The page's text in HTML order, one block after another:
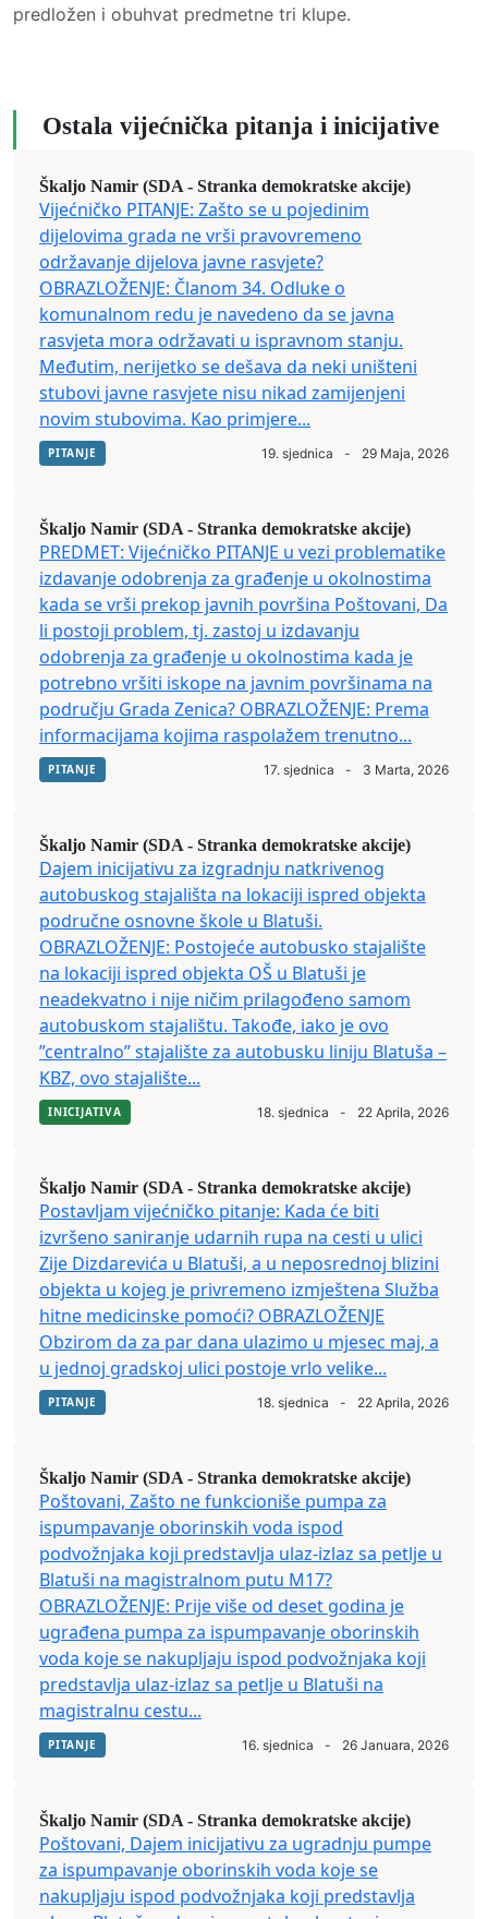
predložen i obuhvat predmetne tri klupe.
Ostala vijećnička pitanja i inicijative
Škaljo Namir (SDA - Stranka demokratske akcije)
Vijećničko PITANJE: Zašto se u pojedinim
dijelovima grada ne vrši pravovremeno
održavanje dijelova javne rasvjete?
OBRAZLOŽENJE: Članom 34. Odluke o
komunalnom redu je navedeno da se javna
rasvjeta mora održavati u ispravnom stanju.
Međutim, nerijetko se dešava da neki uništeni
stubovi javne rasvjete nisu nikad zamijenjeni
novim stubovima. Kao primjere...
PITANJE 19. sjednica - 29 Maja, 2026
Škaljo Namir (SDA - Stranka demokratske akcije)
PREDMET: Vijećničko PITANJE u vezi problematike
izdavanje odobrenja za građenje u okolnostima
kada se vrši prekop javnih površina Poštovani, Da
li postoji problem, tj. zastoj u izdavanju
odobrenja za građenje u okolnostima kada je
potrebno vršiti iskope na javnim površinama na
području Grada Zenica? OBRAZLOŽENJE: Prema
informacijama kojima raspolažem trenutno...
PITANJE 17. sjednica - 3 Marta, 2026
Škaljo Namir (SDA - Stranka demokratske akcije)
Dajem inicijativu za izgradnju natkrivenog
autobuskog stajališta na lokaciji ispred objekta
područne osnovne škole u Blatuši.
OBRAZLOŽENJE: Postojeće autobusko stajalište
na lokaciji ispred objekta OŠ u Blatuši je
neadekvatno i nije ničim prilagođeno samom
autobuskom stajalištu. Takođe, iako je ovo
”centralno” stajalište za autobusku liniju Blatuša –
KBZ, ovo stajalište...
INICIJATIVA 18. sjednica - 22 Aprila, 2026
Škaljo Namir (SDA - Stranka demokratske akcije)
Postavljam vijećničko pitanje: Kada će biti
izvršeno saniranje udarnih rupa na cesti u ulici
Zije Dizdarevića u Blatuši, a u neposrednoj blizini
objekta u kojeg je privremeno izmještena Služba
hitne medicinske pomoći? OBRAZLOŽENJE
Obzirom da za par dana ulazimo u mjesec maj, a
u jednoj gradskoj ulici postoje vrlo velike...
PITANJE 18. sjednica - 22 Aprila, 2026
Škaljo Namir (SDA - Stranka demokratske akcije)
Poštovani, Zašto ne funkcioniše pumpa za
ispumpavanje oborinskih voda ispod
podvožnjaka koji predstavlja ulaz-izlaz sa petlje u
Blatuši na magistralnom putu M17?
OBRAZLOŽENJE: Prije više od deset godina je
ugrađena pumpa za ispumpavanje oborinskih
voda koje se nakupljaju ispod podvožnjaka koji
predstavlja ulaz-izlaz sa petlje u Blatuši na
magistralnu cestu...
PITANJE 16. sjednica - 26 Januara, 2026
Škaljo Namir (SDA - Stranka demokratske akcije)
Poštovani, Dajem inicijativu za ugradnju pumpe
za ispumpavanje oborinskih voda koje se
nakupljaju ispod podvožnjaka koji predstavlja